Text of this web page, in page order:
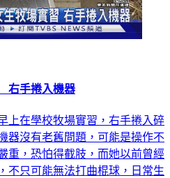
右手捲入機器
上在學校牧場實習，右手捲入碎
器沒有老舊問題，可能是操作不
重，恐怕得截肢，而她以前曾經
不只可能無法打曲棍球，日常生